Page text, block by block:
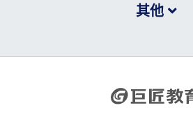
其他